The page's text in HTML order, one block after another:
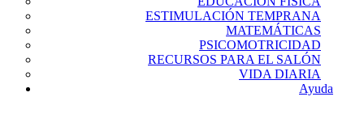
ESTIMULACIÓN TEMPRANA
MATEMÁTICAS
PSICOMOTRICIDAD
RECURSOS PARA EL SALÓN
VIDA DIARIA
Ayuda